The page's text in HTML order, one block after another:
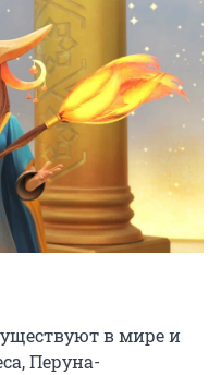
в мире и
Перуна-